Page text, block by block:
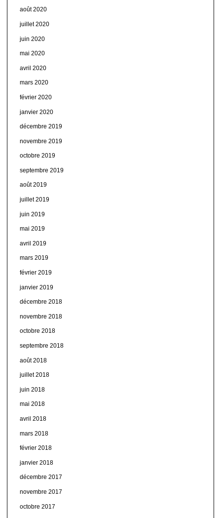
août 2020
juillet 2020
juin 2020
mai 2020
avril 2020
mars 2020
février 2020
janvier 2020
décembre 2019
novembre 2019
octobre 2019
septembre 2019
août 2019
juillet 2019
juin 2019
mai 2019
avril 2019
mars 2019
février 2019
janvier 2019
décembre 2018
novembre 2018
octobre 2018
septembre 2018
août 2018
juillet 2018
juin 2018
mai 2018
avril 2018
mars 2018
février 2018
janvier 2018
décembre 2017
novembre 2017
octobre 2017